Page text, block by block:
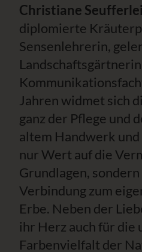
Christiane
diplomierte
Sensenlehrerin,
Jahren widmet sich
ganz der Pflege und
altem Handwerk
nur Wert auf die
Grundlagen, sondern
Verbindung zum
Erbe. Neben der
ihr Herz auch für die
Farbenvielfalt der